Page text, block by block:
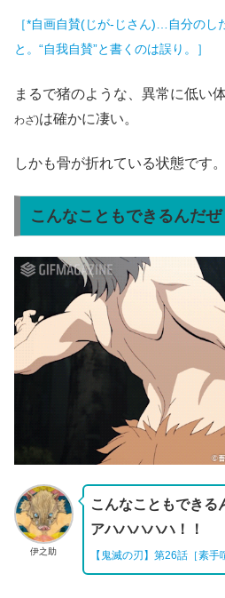
［*自画自賛(じが‐じさん)…自分のし
と。“自我自賛”と書くのは誤り。］
まるで猪のような、異常に低い
わざ)は確かに凄い。
しかも骨が折れている状態です。
こんなこともできるんだぜ
伊之助
こんなこともできる
アハハハハハ！！
【鬼滅の刃】第26話［素手